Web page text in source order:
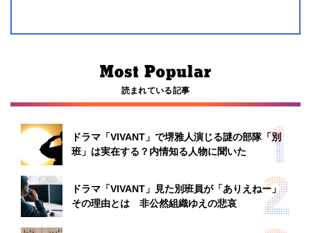
読まれている記事
ドラマ「VIVANT」で堺雅人演じる謎の部隊「別
班」は実在する？内情知る人物に聞いた
ドラマ「VIVANT」見た別班員が「ありえねー」
その理由とは 非公然組織ゆえの悲哀